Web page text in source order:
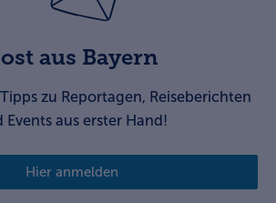
aus Bayern
zu Reportagen, Reiseberichten
Events aus erster Hand!
Hier anmelden